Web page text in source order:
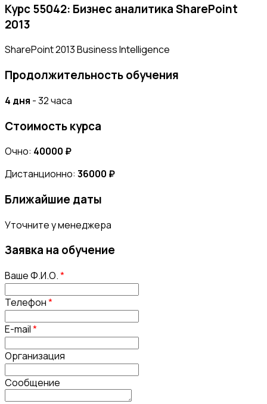
Курс 55042: Бизнес аналитика SharePoint
2013
SharePoint 2013 Business Intelligence
Продолжительность обучения
4 дня - 32 часа
Стоимость курса
Очно: 40000 ₽
Дистанционно: 36000 ₽
Ближайшие даты
Уточните у менеджера
Заявка на обучение
Ваше Ф.И.О.*
Телефон*
E-mail*
Организация
Сообщение